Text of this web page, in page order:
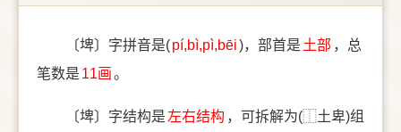
〔埤〕字拼音是(pí,bì,pì,bēi)，部首是 ⼟部 ，总
笔数是 11画。
〔埤〕字结构是 左右结构 ，可拆解为(⿰土卑)组